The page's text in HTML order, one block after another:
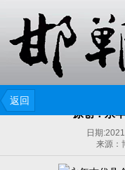
返回
原创：永
日期:
来源：